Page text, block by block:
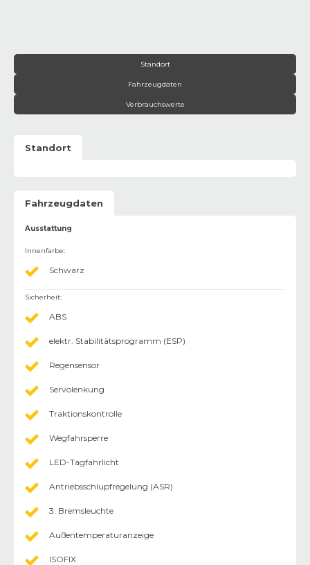
Standort
Fahrzeugdaten
Verbrauchswerte
Standort
Fahrzeugdaten
Ausstattung
Innenfarbe:
Schwarz
Sicherheit:
ABS
elektr. Stabilitätsprogramm (ESP)
Regensensor
Servolenkung
Traktionskontrolle
Wegfahrsperre
LED-Tagfahrlicht
Antriebsschlupfregelung (ASR)
3. Bremsleuchte
Außentemperaturanzeige
ISOFIX